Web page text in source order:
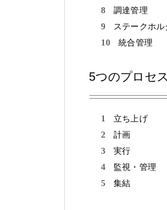
調達管理
ステークホル
統合管理
5つのプロセス
立ち上げ
計画
実行
監視・管理
集結